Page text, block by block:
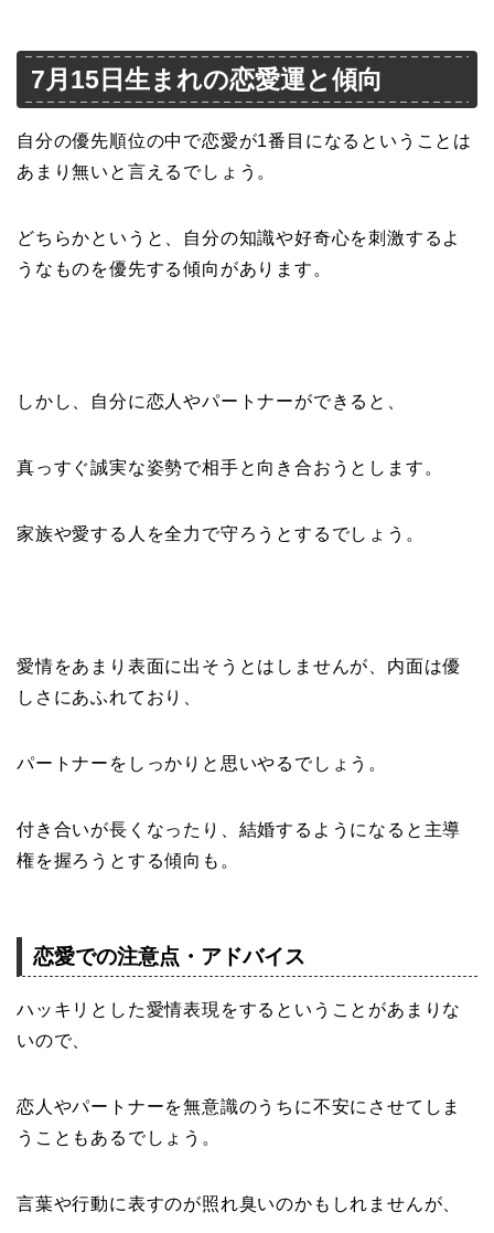
7月15日生まれの恋愛運と傾向
自分の優先順位の中で恋愛が1番目になるということは
あまり無いと言えるでしょう。
どちらかというと、自分の知識や好奇心を刺激するよ
うなものを優先する傾向があります。
しかし、自分に恋人やパートナーができると、
真っすぐ誠実な姿勢で相手と向き合おうとします。
家族や愛する人を全力で守ろうとするでしょう。
愛情をあまり表面に出そうとはしませんが、内面は優
しさにあふれており、
パートナーをしっかりと思いやるでしょう。
付き合いが長くなったり、結婚するようになると主導
権を握ろうとする傾向も。
恋愛での注意点・アドバイス
ハッキリとした愛情表現をするということがあまりな
いので、
恋人やパートナーを無意識のうちに不安にさせてしま
うこともあるでしょう。
言葉や行動に表すのが照れ臭いのかもしれませんが、